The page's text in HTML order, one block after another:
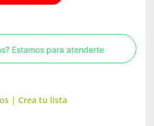
Estamos para atenderte
| Crea tu lista